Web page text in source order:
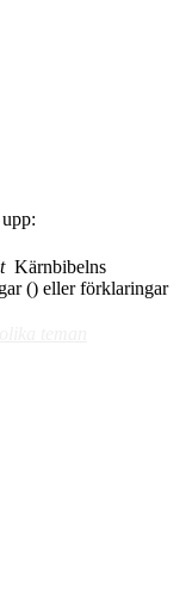
Kärnbibelns
() eller förklaringar